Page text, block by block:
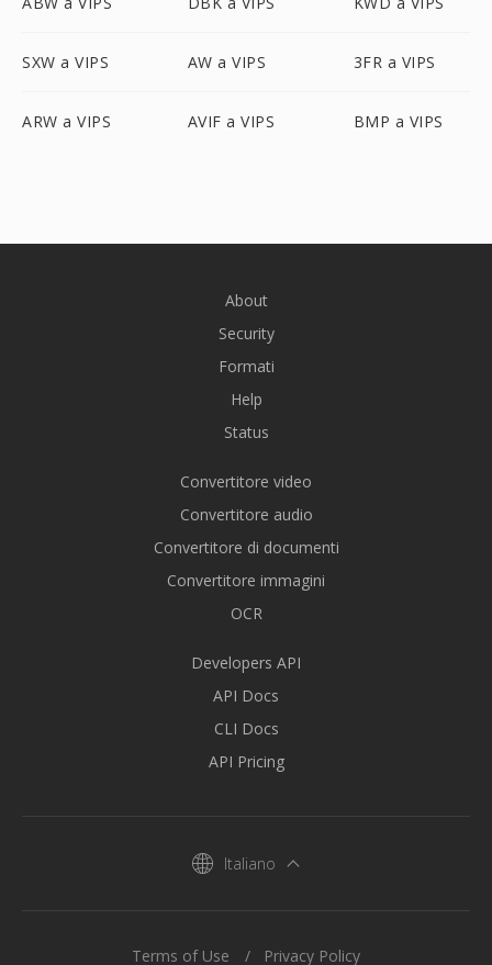
SXW a VIPS AW a VIPS 3FR a VIPS
ARW a VIPS AVIF a VIPS BMP a VIPS
About
Security
Formati
Help
Status
Convertitore video
Convertitore audio
Convertitore di documenti
Convertitore immagini
OCR
Developers API
API Docs
CLI Docs
API Pricing
Italiano
Terms of Use Privacy Policy